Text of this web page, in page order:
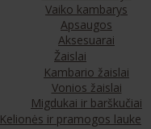
Vaiko kambarys
Apsaugos
Aksesuarai
Žaislai
Kambario žaislai
Vonios žaislai
Migdukai ir barškučiai
Kelionės ir pramogos lauke